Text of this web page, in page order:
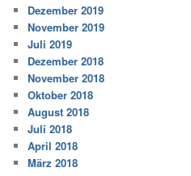
Dezember 2019
November 2019
Juli 2019
Dezember 2018
November 2018
Oktober 2018
August 2018
Juli 2018
April 2018
März 2018